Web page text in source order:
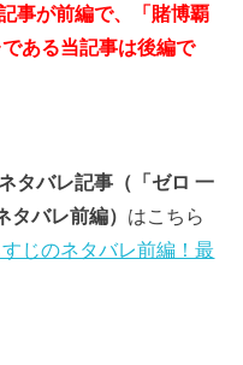
事が前編で、「賭博覇
ある当記事は後編で
タバレ記事（「ゼロ 一
バレ前編） はこちら
じのネタバレ前編！最